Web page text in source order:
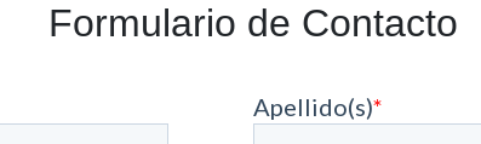
Formulario de Contacto